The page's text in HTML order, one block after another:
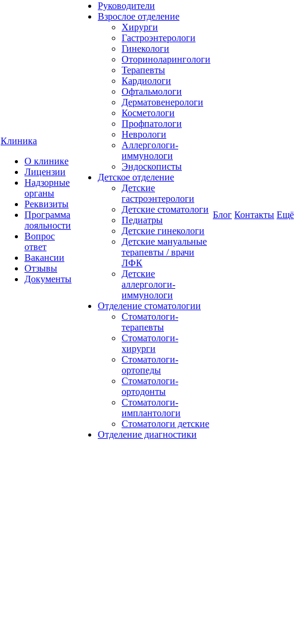
Клиника
О клинике
Лицензии
Надзорные
органы
Реквизиты
Программа
лояльности
Вопрос
ответ
Вакансии
Отзывы
Документы
Руководители
Взрослое отделение
Хирурги
Гастроэнтерологи
Гинекологи
Оториноларингологи
Терапевты
Кардиологи
Офтальмологи
Дерматовенерологи
Косметологи
Профпатологи
Неврологи
Аллергологи-
иммунологи
Эндоскописты
Детское отделение
Детские
гастроэнтерологи
Детские стоматологи
Педиатры
Детские гинекологи
Детские мануальные
терапевты / врачи
ЛФК
Детские
аллергологи-
иммунологи
Отделение стоматологии
Стоматологи-
терапевты
Стоматологи-
хирурги
Стоматологи-
ортопеды
Стоматологи-
ортодонты
Стоматологи-
имплантологи
Стоматологи детские
Отделение диагностики
Блог Контакты Ещё